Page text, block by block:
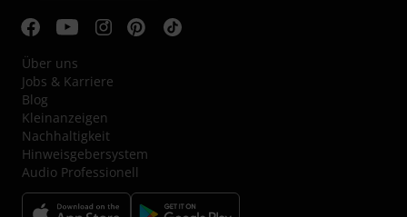
Über uns
Jobs & Karriere
Blog
Kleinanzeigen
Nachhaltigkeit
Hinweisgebersystem
Audio Professionell